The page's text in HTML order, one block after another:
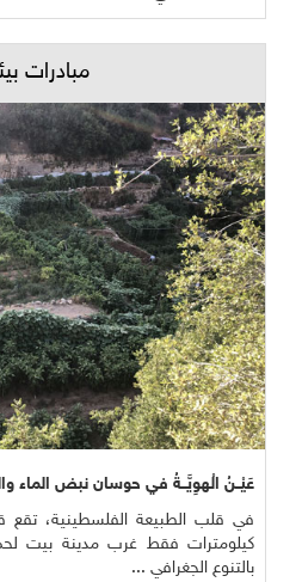
مبادرات
عَيْــنُ الْهوِيَّــةُ في حوسان نبض الماء
في قلب الطبيعة الفلسطينية، تقع
كيلومترات فقط غرب مدينة بيت
بالتنوع الجغرافي ...